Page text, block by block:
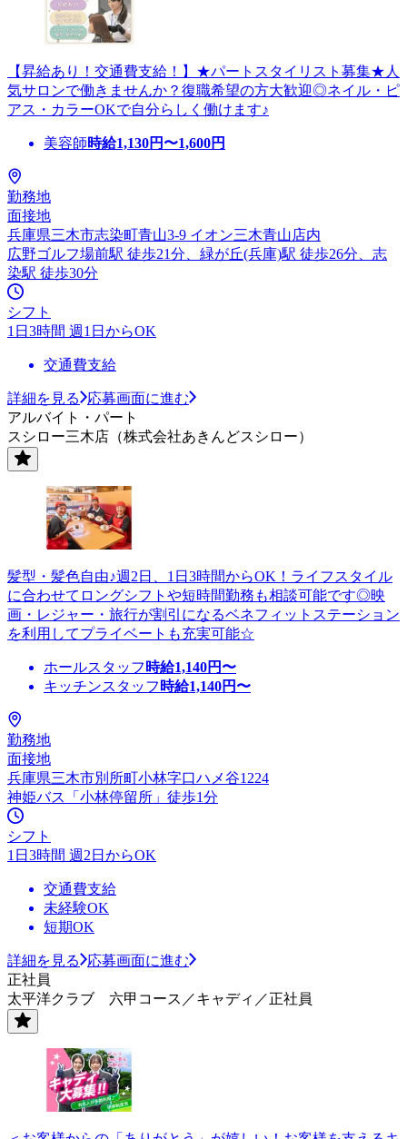
【昇給あり！交通費支給！】★パートスタイリスト募集★人
気サロンで働きませんか？復職希望の方大歓迎◎ネイル・ピ
アス・カラーOKで自分らしく働けます♪
美容師時給1,130円〜1,600円
勤務地
面接地
兵庫県三木市志染町青山3-9 イオン三木青山店内
広野ゴルフ場前駅 徒歩21分、緑が丘(兵庫)駅 徒歩26分、志
染駅 徒歩30分
シフト
1日3時間 週1日からOK
交通費支給
詳細を見る
応募画面に進む
アルバイト・パート
スシロー三木店（株式会社あきんどスシロー）
髪型・髪色自由♪週2日、1日3時間からOK！ライフスタイル
に合わせてロングシフトや短時間勤務も相談可能です◎映
画・レジャー・旅行が割引になるベネフィットステーション
を利用してプライベートも充実可能☆
ホールスタッフ 時給1,140円〜
キッチンスタッフ 時給1,140円〜
勤務地
面接地
兵庫県三木市別所町小林字口ハメ谷1224
神姫バス「小林停留所」徒歩1分
シフト
1日3時間 週2日からOK
交通費支給
未経験OK
短期OK
詳細を見る
応募画面に進む
正社員
太平洋クラブ 六甲コース／キャディ／正社員